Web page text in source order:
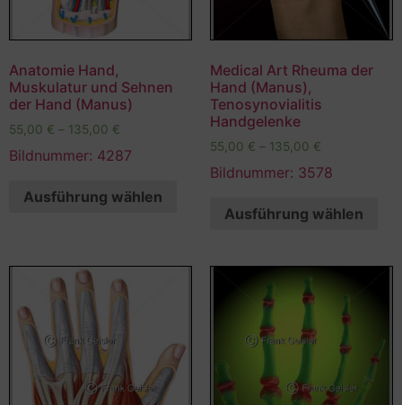
Anatomie Hand,
Muskulatur und Sehnen
der Hand (Manus)
55,00 € – 135,00 €
Bildnummer: 4287
Ausführung wählen
Medical Art Rheuma der
Hand (Manus),
Tenosynovialitis
Handgelenke
55,00 € – 135,00 €
Bildnummer: 3578
Ausführung wählen